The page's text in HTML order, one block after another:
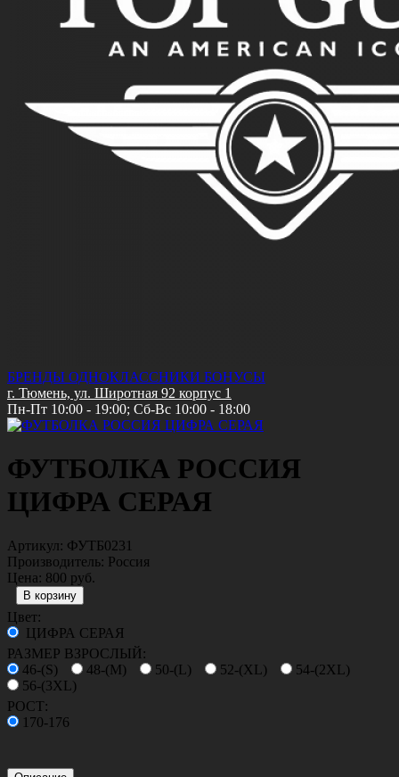
ФУТБ0231
Производитель:
Россия
ЦИФРА СЕРАЯ
РАЗМЕР ВЗРОСЛЫЙ:
48-(M) 50-(L) 52-(XL)
54-(2XL)
Товары производителяРоссия
ФУТБОЛКА МОХ РОССИЯ
800 руб.
ФУТБОЛКА МУЛЬТИКАМ
700 руб.